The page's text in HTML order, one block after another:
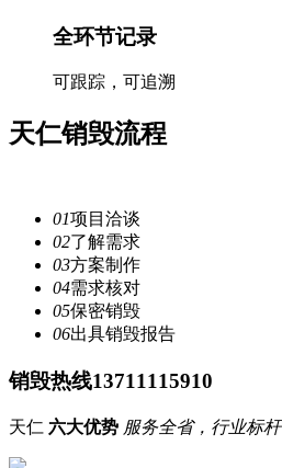
全环节记录
可跟踪，可追溯
天仁销毁流程
01项目洽谈
02了解需求
03方案制作
04需求核对
05保密销毁
06出具销毁报告
销毁热线13711115910
天仁 六大优势 服务全省，行业标杆